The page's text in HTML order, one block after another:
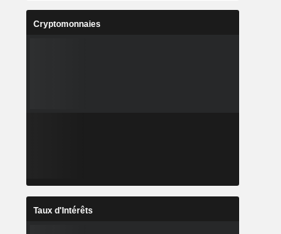
Cryptomonnaies
Taux d'Intérêts